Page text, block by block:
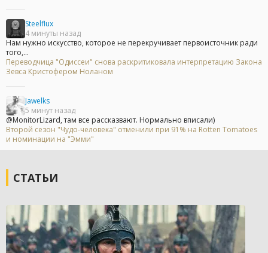
Steelflux
4 минуты назад
Нам нужно искусство, которое не перекручивает первоисточник ради
того,...
Переводчица "Одиссеи" снова раскритиковала интерпретацию Закона
Зевса Кристофером Ноланом
Jawelks
5 минут назад
@MonitorLizard, там все рассказвают. Нормально вписали)
Второй сезон "Чудо-человека" отменили при 91% на Rotten Tomatoes
и номинации на "Эмми"
СТАТЬИ